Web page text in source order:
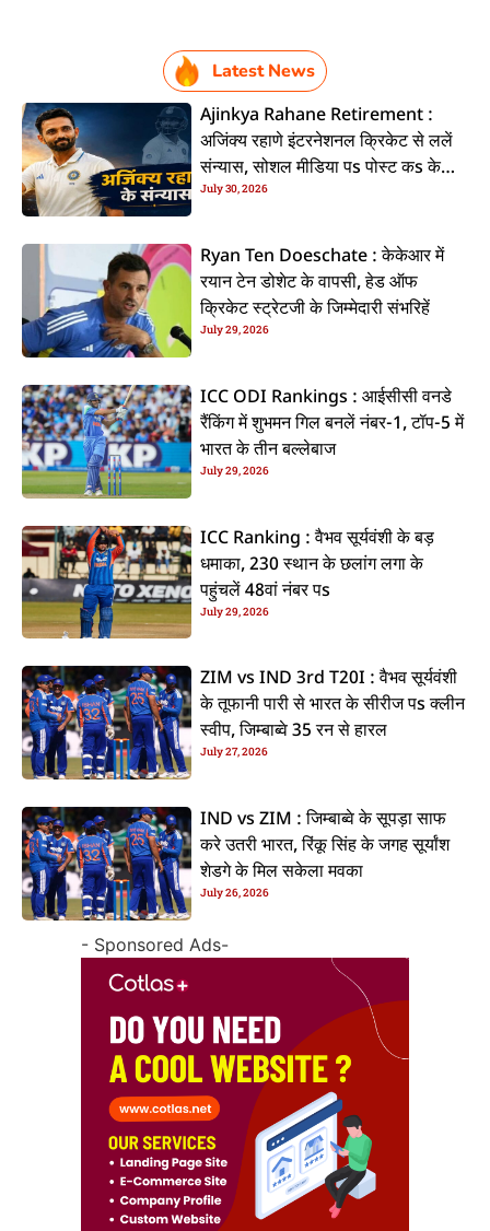
Latest News
Ajinkya Rahane Retirement :
अजिंक्य रहाणे इंटरनेशनल क्रिकेट से ललें
संन्यास, सोशल मीडिया पs पोस्ट कs के
कइलें एलान
July 30, 2026
Ryan Ten Doeschate : केकेआर में
रयान टेन डोशेट के वापसी, हेड ऑफ
क्रिकेट स्ट्रेटजी के जिम्मेदारी संभरिहें
July 29, 2026
ICC ODI Rankings : आईसीसी वनडे
रैंकिंग में शुभमन गिल बनलें नंबर-1, टॉप-5 में
भारत के तीन बल्लेबाज
July 29, 2026
ICC Ranking : वैभव सूर्यवंशी के बड़
धमाका, 230 स्थान के छलांग लगा के
पहुंचलें 48वां नंबर पs
July 29, 2026
ZIM vs IND 3rd T20I : वैभव सूर्यवंशी
के तूफानी पारी से भारत के सीरीज पs क्लीन
स्वीप, जिम्बाब्वे 35 रन से हारल
July 27, 2026
IND vs ZIM : जिम्बाब्वे के सूपड़ा साफ
करे उतरी भारत, रिंकू सिंह के जगह सूर्यांश
शेडगे के मिल सकेला मवका
July 26, 2026
- Sponsored Ads-